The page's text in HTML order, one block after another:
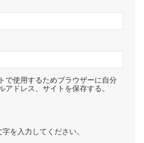
で使用するためブラウザーに自分
アドレス、サイトを保存する。
を入力してください。